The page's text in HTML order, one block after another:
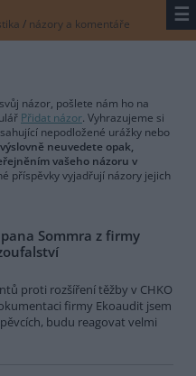
/ názory a komentáře ☰
názor, pošlete nám ho na
Přidat názor. Vyhrazujeme si
nepodložené urážky nebo
neuvedete opak,
vašeho názoru v
příspěvky vyjadřují názory jejich
Sommra z firmy
proti rozšíření těžby v CHKO
firmy Ekoaudit jsem
budu reagovat velmi